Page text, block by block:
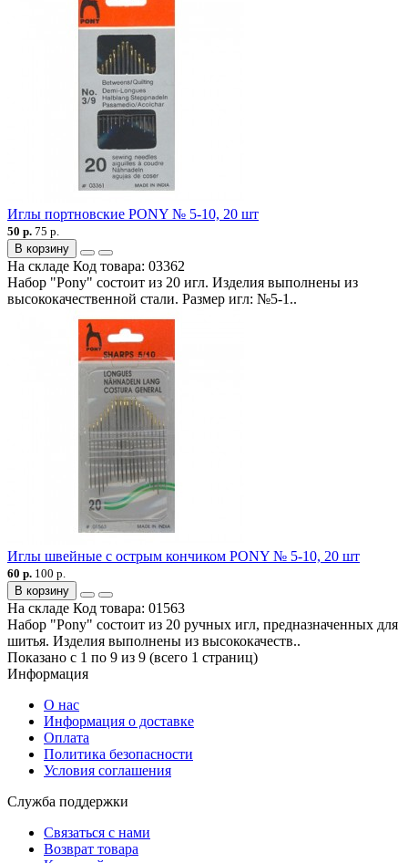
Иглы портновские PONY № 5-10, 20 шт
50 р. 75 р.
В корзину
На складе Код товара: 03362
Набор "Pony" состоит из 20 игл. Изделия выполнены из
высококачественной стали. Размер игл: №5-1..
Иглы швейные с острым кончиком PONY № 5-10, 20 шт
60 р. 100 р.
В корзину
На складе Код товара: 01563
Набор "Pony" состоит из 20 ручных игл, предназначенных для
шитья. Изделия выполнены из высококачеств..
Показано с 1 по 9 из 9 (всего 1 страниц)
Информация
О нас
Информация о доставке
Оплата
Политика безопасности
Условия соглашения
Служба поддержки
Связаться с нами
Возврат товара